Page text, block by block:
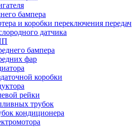
бампера
и коробки переключения передач
датчика
бампера
фар
коробки
рейки
трубок
кондиционера